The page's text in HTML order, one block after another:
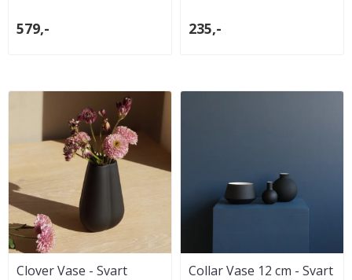
579,- 235,-
Clover Vase - Svart Collar Vase 12 cm - Svart